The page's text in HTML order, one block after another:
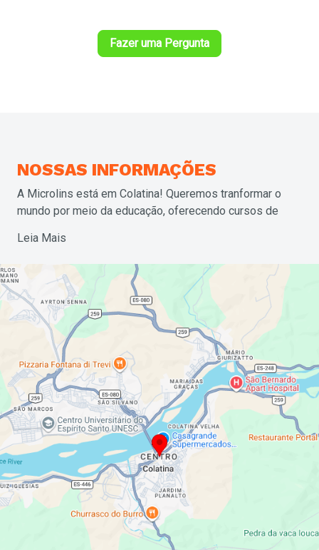
Fazer uma Pergunta
NOSSAS INFORMAÇÕES
A Microlins está em Colatina! Queremos tranformar o
mundo por meio da educação, oferecendo cursos de
nossa faculdade com cursos de graduação e pós-
graduação. Uma marca com mais de 30 anos de histórias
e 4 milhões de alunos formados; somos uma das mais
de 400 unidades espalhadas pelo Brasil. Venha fazer
parte dessa transformação!
Leia Mais